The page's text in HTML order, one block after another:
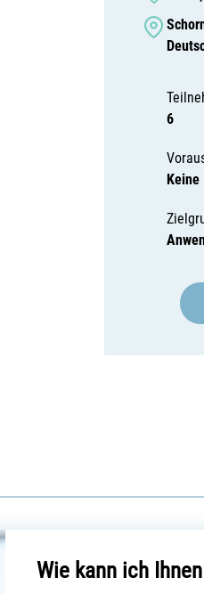
6
Keine
Wie kann ich